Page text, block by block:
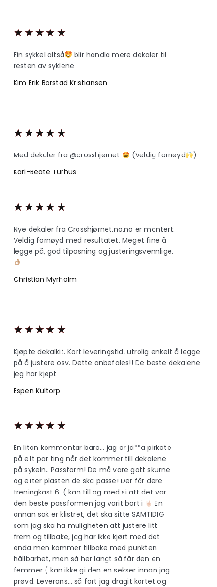
★ ★ ★ ★ ★
Fin sykkel altså
blir handla mere dekaler til
resten av syklene
Kim Erik Borstad Kristiansen
★ ★ ★ ★ ★
Med dekaler fra @crosshjørnet (Veldig fornøyd
)
Kari-Beate Turhus
★ ★ ★ ★ ★
Nye dekaler fra Crosshjørnet.no.no er montert.
Veldig fornøyd med resultatet. Meget fine å
legge på, god tilpasning og justeringsvennlige.
Christian Myrholm
★ ★ ★ ★ ★
Kjøpte dekalkit. Kort leveringstid, utrolig enkelt å legge
på å justere osv. Dette anbefales!! De beste dekalene
jeg har kjøpt
Espen Kultorp
★ ★ ★ ★ ★
En liten kommentar bare… jag er jä**a pirkete
på ett par ting når det kommer till dekalene
på sykeln.. Passform! De må vare gott skurne
og etter plasten de ska passe! Der får dere
treningkast 6. ( kan till og med si att det var
den beste passformen jag varit bort i
En
annan sak er klistret, det ska sitte SAMTIDIG
som jag ska ha muligheten att justere litt
frem og tillbake, jag har ikke kjørt med det
enda men kommer tillbake med punkten
hållbarhet, men så her langt så får den en
femmer ( kan ikke gi den en sekser innan jag
prøvd. Leverans… så fort jag dragit kortet og